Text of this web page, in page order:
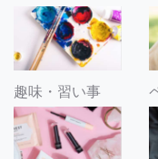
趣味・習い事